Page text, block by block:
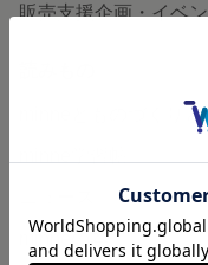
販売支援企画・イベ
minneとものづくりと
minneの本